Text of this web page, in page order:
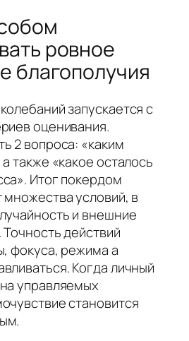
ровное
благополучия
запускается с
оценивания.
2 вопроса: «каким
также «какое осталось
Итог покердом
множества условий, в
и внешние
действий
фокуса, режима а
Когда личный
управляемых
становится